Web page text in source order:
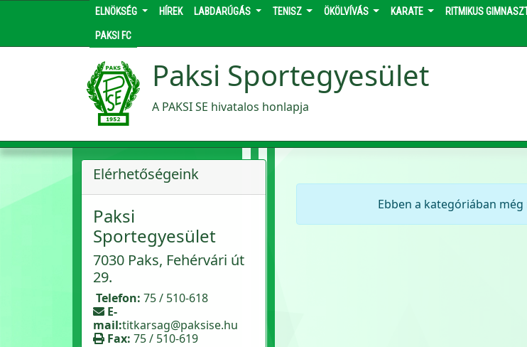
ELNÖKSÉG HÍREK LABDARÚGÁS TENISZ ÖKÖLVÍVÁS KARATE RITMIKUS
PAKSI FC
Paksi Sportegyesület
A PAKSI SE hivatalos honlapja
Elérhetőségeink
Paksi
Sportegyesület
7030 Paks, Fehérvári út
29.
Telefon: 75 / 510-618
E-
mail:titkarsag@paksise.hu
Fax: 75 / 510-619
Ebben a kategóriában